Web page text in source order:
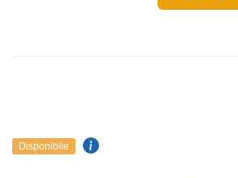
Disponibile